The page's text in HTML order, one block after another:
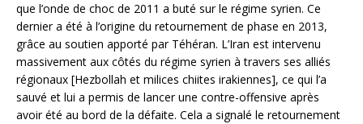
que l’onde de choc de 2011 a buté sur le régime syrien. Ce
dernier a été à l’origine du retournement de phase en 2013,
grâce au soutien apporté par Téhéran. L’Iran est intervenu
massivement aux côtés du régime syrien à travers ses alliés
régionaux [Hezbollah et milices chiites irakiennes], ce qui l’a
sauvé et lui a permis de lancer une contre-offensive après
avoir été au bord de la défaite. Cela a signalé le retournement